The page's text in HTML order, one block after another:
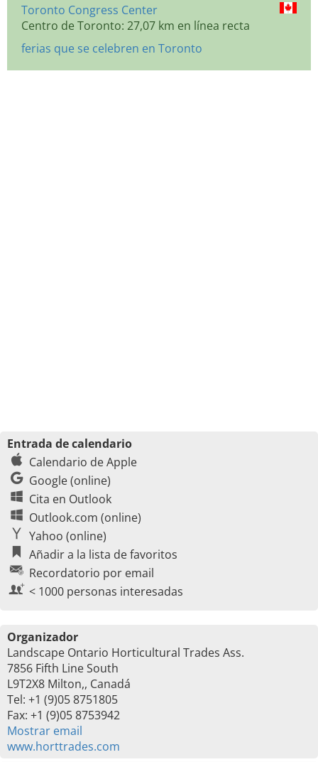
Toronto Congress Center
Centro de Toronto: 27,07 km en línea recta
ferias que se celebren en Toronto
Entrada de calendario
Calendario de Apple
Google (online)
Cita en Outlook
Outlook.com (online)
Yahoo (online)
Añadir a la lista de favoritos
Recordatorio por email
< 1000 personas interesadas
Organizador
Landscape Ontario Horticultural Trades Ass.
7856 Fifth Line South
L9T2X8 Milton,, Canadá
Tel: +1 (9)05 8751805
Fax: +1 (9)05 8753942
Mostrar email
www.horttrades.com